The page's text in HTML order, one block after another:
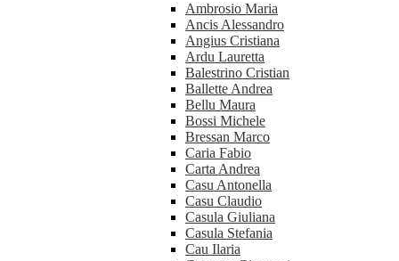
Ambrosio Maria
Ancis Alessandro
Angius Cristiana
Ardu Lauretta
Balestrino Cristian
Ballette Andrea
Bellu Maura
Bossi Michele
Bressan Marco
Caria Fabio
Carta Andrea
Casu Antonella
Casu Claudio
Casula Giuliana
Casula Stefania
Cau Ilaria